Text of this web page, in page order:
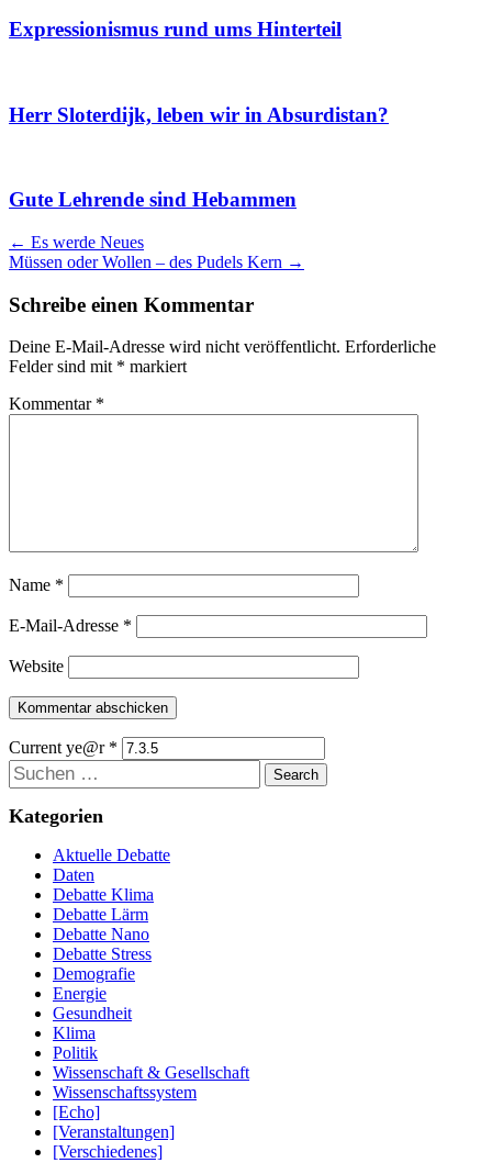
Expressionismus rund ums Hinterteil
Herr Sloterdijk, leben wir in Absurdistan?
Gute Lehrende sind Hebammen
Artikel
Navigation
← Es werde Neues
Müssen oder Wollen – des Pudels Kern →
Schreibe einen Kommentar
Deine E-Mail-Adresse wird nicht veröffentlicht. Erforderliche
Felder sind mit * markiert
Kommentar *
Name *
E-Mail-Adresse *
Website
Current ye@r *
Suchen
Kategorien
Aktuelle Debatte
Daten
Debatte Klima
Debatte Lärm
Debatte Nano
Debatte Stress
Demografie
Energie
Gesundheit
Klima
Politik
Wissenschaft & Gesellschaft
Wissenschaftssystem
[Echo]
[Veranstaltungen]
[Verschiedenes]